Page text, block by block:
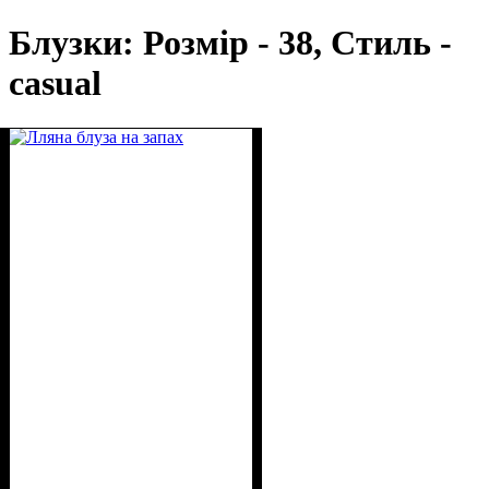
Блузки: Розмір - 38, Стиль -
casual